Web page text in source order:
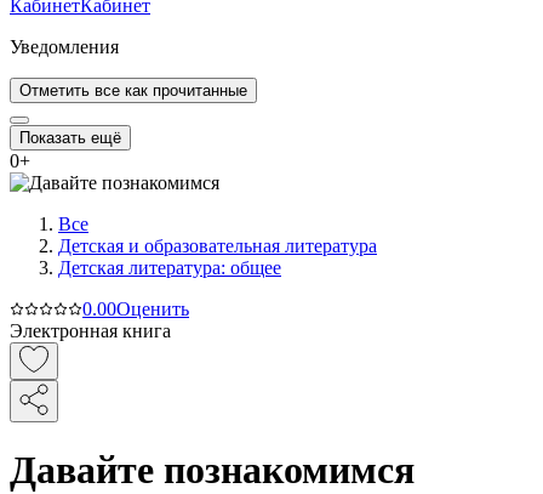
КабинетКабинет
Уведомления
Отметить все как прочитанные
Показать ещё
0+
Все
Детская и образовательная литература
Детская литература: общее
0.00Оценить
Электронная книга
Давайте познакомимся